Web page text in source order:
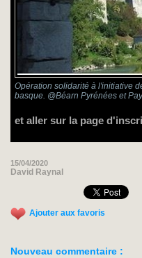
Opération solidarité à l'initiative
basque. @Béarn Pyrénées et
et aller sur la page
15/04/2020
David Raynal
Ajouter aux favoris
Nouveau commentaire :